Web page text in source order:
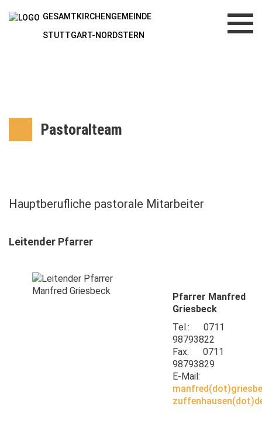
GESAMTKIRCHENGEMEINDE
STUTTGART-NORDSTERN
Pastoralteam
Hauptberufliche pastorale Mitarbeiter
Leitender Pfarrer
Pfarrer Manfred
Griesbeck
Tel.: 0711
98793822
Fax: 0711
98793829
E-Mail: